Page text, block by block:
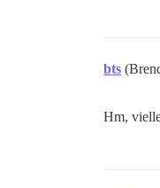
bts
Hm,